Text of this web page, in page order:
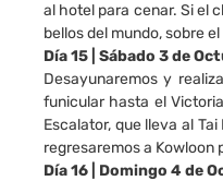
al hotel para cenar. Si el
bellos del mundo, sobre
Día 15 | Sábado 3 de
Desayunaremos y
funicular hasta el
Escalator, que lleva al
regresaremos a Kowloon
Día 16 | Domingo 4 de